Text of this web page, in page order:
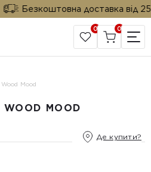
Безкоштовна доставка від 25
САЙТ КОМПАНІЇ
0 0
Wood Mood
MOOD
Де купити?